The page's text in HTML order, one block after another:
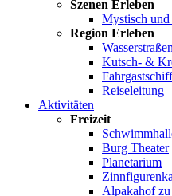
Szenen Erleben
Mystisch
Region Erleben
Kutsch- &
Reiseleitung
Aktivitäten
Freizeit
Burg Theater
Planetarium
Alpakahof